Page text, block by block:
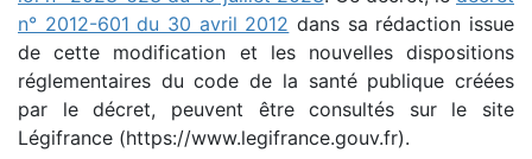
n° 2012-601 du 30 avril 2012 dans sa rédaction issue
de cette modification et les nouvelles dispositions
réglementaires du code de la santé publique créées
par le décret, peuvent être consultés sur le site
Légifrance (https://www.legifrance.gouv.fr).